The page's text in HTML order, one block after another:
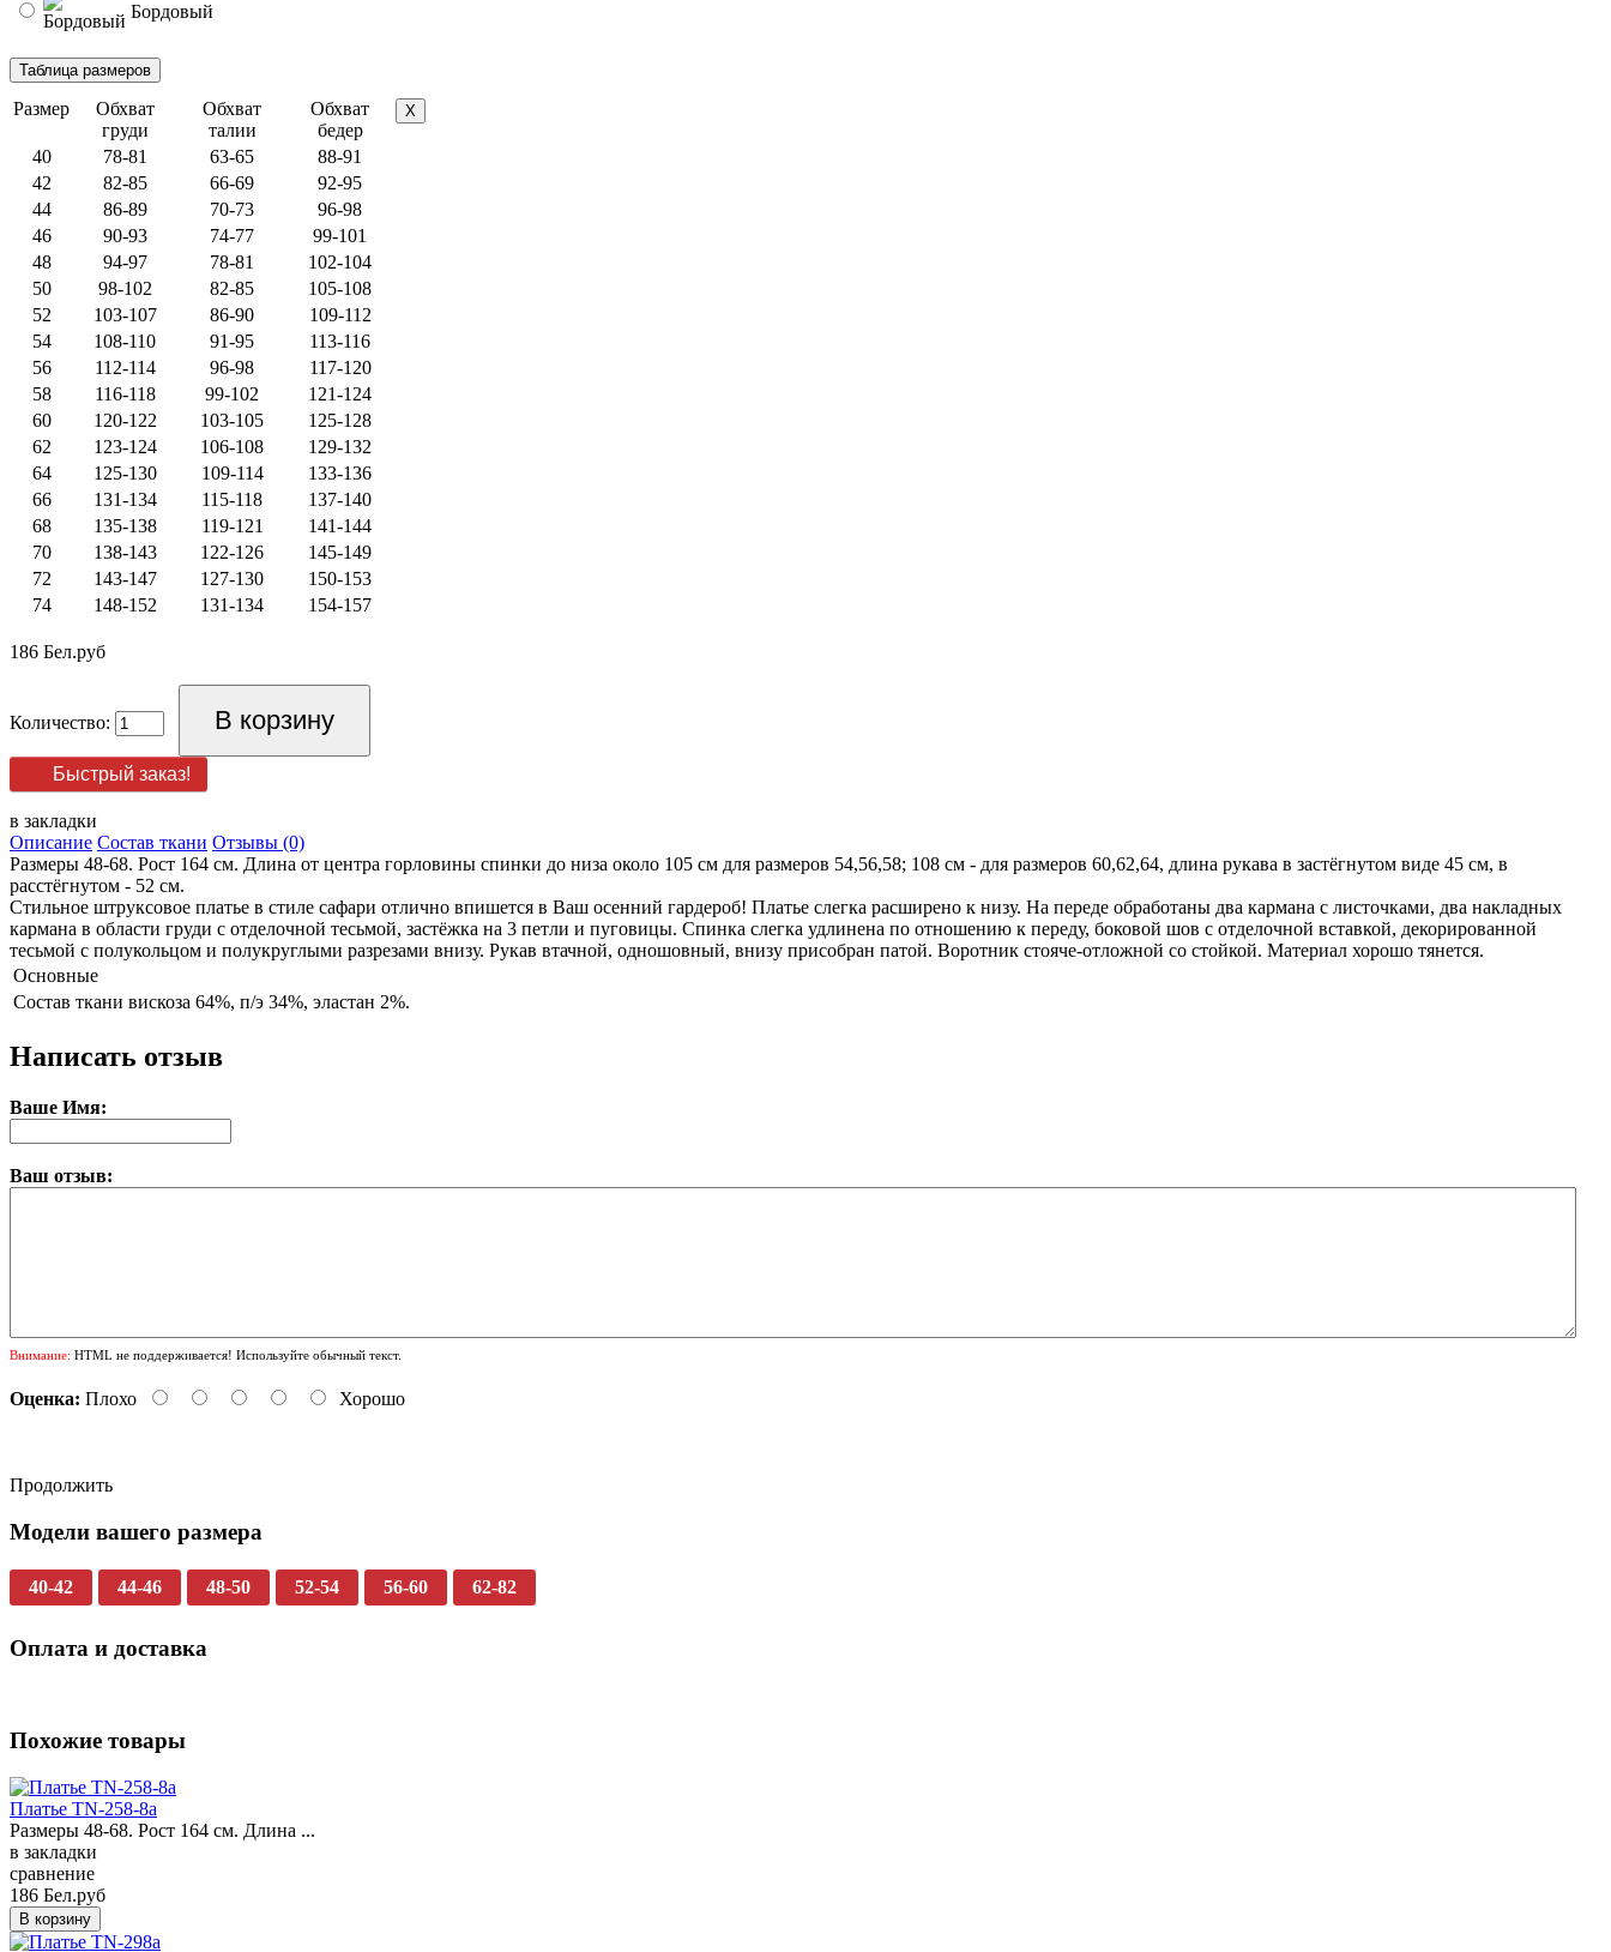
Бордовый
Размер
Обхват
груди
Обхват
талии
Обхват
бедер
X
40 78-81 63-65
88-91
42
82-85 66-69
92-95
44
86-89 70-73
96-98
46
90-93 74-77
99-101
48
94-97 78-81
102-104
50
98-102 82-85
105-108
52
103-107 86-90
109-112
54
108-110 91-95
113-116
56
112-114 96-98
117-120
58
116-118 99-102
121-124
60
120-122 103-105
125-128
62
123-124 106-108
129-132
64
125-130 109-114
133-136
66
131-134 115-118
137-140
68
135-138 119-121
141-144
70
138-143 122-126
145-149
72
143-147 127-130
150-153
74
148-152 131-134 154-157
186 Бел.руб
Количество:
Быстрый заказ!
в закладки
Описание Состав ткани Отзывы (0)
Размеры 48-68. Рост 164 см. Длина от центра горловины спинки до низа около 105 см для размеров 54,56,58; 108 см - для размеров 60,62,64, длина рукава в застёгнутом виде 45 см, в
расстёгнутом - 52 см.
Стильное штруксовое платье в стиле сафари отлично впишется в Ваш осенний гардероб! Платье слегка расширено к низу. На переде обработаны два кармана c листочками, два накладных
кармана в области груди с отделочной тесьмой, застёжка на 3 петли и пуговицы. Спинка слегка удлинена по отношению к переду, боковой шов с отделочной вставкой, декорированной
тесьмой с полукольцом и полукруглыми разрезами внизу. Рукав втачной, одношовный, внизу присобран патой. Воротник стояче-отложной со стойкой. Материал хорошо тянется.
Основные
Состав ткани вискоза 64%, п/э 34%, эластан 2%.
Написать отзыв
Ваше Имя:
Ваш отзыв:
Внимание: HTML не поддерживается! Используйте обычный текст.
Оценка: Плохо Хорошо
Продолжить
Модели вашего размера
40-42 44-46 48-50 52-54 56-60 62-82
Оплата и доставка
Похожие товары
Платье TN-258-8a
Размеры 48-68. Рост 164 см. Длина ...
в закладки
сравнение
186 Бел.руб